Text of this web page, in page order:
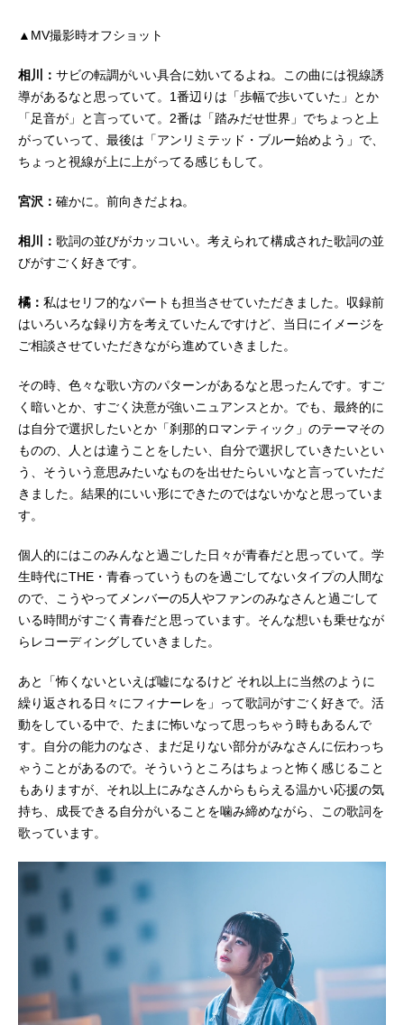
▲MV撮影時オフショット
相川： サビの転調がいい具合に効いてるよね。この曲には視線誘
導があるなと思っていて。1番辺りは「歩幅で歩いていた」とか
「足音が」と言っていて。2番は「踏みだせ世界」でちょっと上
がっていって、最後は「アンリミテッド・ブルー始めよう」で、
ちょっと視線が上に上がってる感じもして。
宮沢： 確かに。前向きだよね。
相川： 歌詞の並びがカッコいい。考えられて構成された歌詞の並
びがすごく好きです。
橘： 私はセリフ的なパートも担当させていただきました。収録前
はいろいろな録り方を考えていたんですけど、当日にイメージを
ご相談させていただきながら進めていきました。
その時、色々な歌い方のパターンがあるなと思ったんです。すご
く暗いとか、すごく決意が強いニュアンスとか。でも、最終的に
は自分で選択したいとか「刹那的ロマンティック」のテーマその
ものの、人とは違うことをしたい、自分で選択していきたいとい
う、そういう意思みたいなものを出せたらいいなと言っていただ
きました。結果的にいい形にできたのではないかなと思っていま
す。
個人的にはこのみんなと過ごした日々が青春だと思っていて。学
生時代にTHE・青春っていうものを過ごしてないタイプの人間な
ので、こうやってメンバーの5人やファンのみなさんと過ごして
いる時間がすごく青春だと思っています。そんな想いも乗せなが
らレコーディングしていきました。
あと「怖くないといえば嘘になるけど それ以上に当然のように
繰り返される日々にフィナーレを」って歌詞がすごく好きで。活
動をしている中で、たまに怖いなって思っちゃう時もあるんで
す。自分の能力のなさ、まだ足りない部分がみなさんに伝わっち
ゃうことがあるので。そういうところはちょっと怖く感じること
もありますが、それ以上にみなさんからもらえる温かい応援の気
持ち、成長できる自分がいることを噛み締めながら、この歌詞を
歌っています。